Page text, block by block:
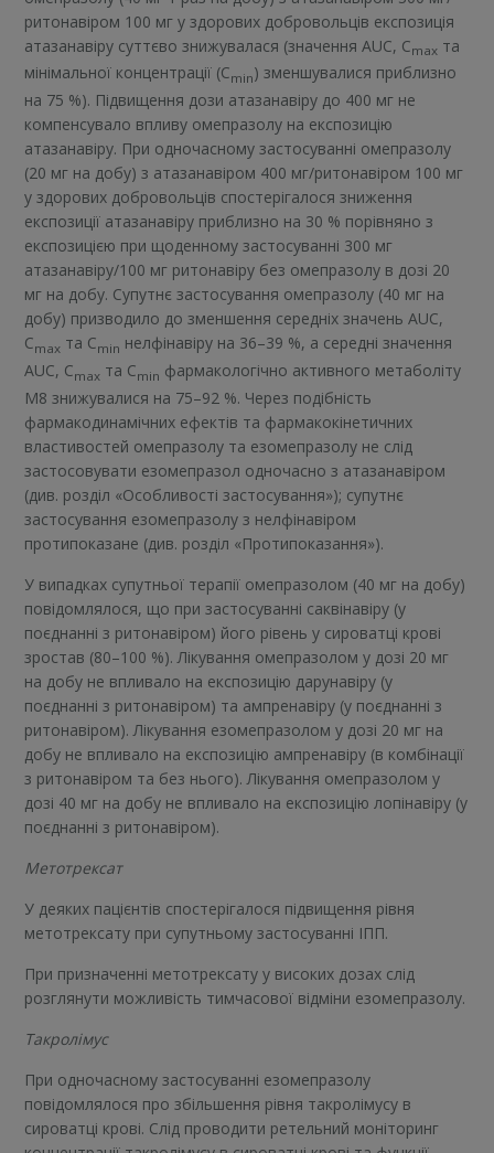
ритонавіром 100 мг у здорових добровольців експозиція
атазанавіру суттєво знижувалася (значення AUC, Cmax та
мінімальної концентрації (Cmin) зменшувалися приблизно
на 75 %). Підвищення дози атазанавіру до 400 мг не
компенсувало впливу омепразолу на експозицію
атазанавіру. При одночасному застосуванні омепразолу
(20 мг на добу) з атазанавіром 400 мг/ритонавіром 100 мг
у здорових добровольців спостерігалося зниження
експозиції атазанавіру приблизно на 30 % порівняно з
експозицією при щоденному застосуванні 300 мг
атазанавіру/100 мг ритонавіру без омепразолу в дозі 20
мг на добу. Супутнє застосування омепразолу (40 мг на
добу) призводило до зменшення середніх значень AUC,
Cmax та Cmin нелфінавіру на 36–39 %, а середні значення
AUC, Cmax та Cmin фармакологічно активного метаболіту
М8 знижувалися на 75–92 %. Через подібність
фармакодинамічних ефектів та фармакокінетичних
властивостей омепразолу та езомепразолу не слід
застосовувати езомепразол одночасно з атазанавіром
(див. розділ «Особливості застосування»); супутнє
застосування езомепразолу з нелфінавіром
протипоказане (див. розділ «Протипоказання»).
У випадках супутньої терапії омепразолом (40 мг на добу)
повідомлялося, що при застосуванні саквінавіру (у
поєднанні з ритонавіром) його рівень у сироватці крові
зростав (80–100 %). Лікування омепразолом у дозі 20 мг
на добу не впливало на експозицію дарунавіру (у
поєднанні з ритонавіром) та ампренавіру (у поєднанні з
ритонавіром). Лікування езомепразолом у дозі 20 мг на
добу не впливало на експозицію ампренавіру (в комбінації
з ритонавіром та без нього). Лікування омепразолом у
дозі 40 мг на добу не впливало на експозицію лопінавіру (у
поєднанні з ритонавіром).
Метотрексат
У деяких пацієнтів спостерігалося підвищення рівня
метотрексату при супутньому застосуванні ІПП.
При призначенні метотрексату у високих дозах слід
розглянути можливість тимчасової відміни езомепразолу.
Такролімус
При одночасному застосуванні езомепразолу
повідомлялося про збільшення рівня такролімусу в
сироватці крові. Слід проводити ретельний моніторинг